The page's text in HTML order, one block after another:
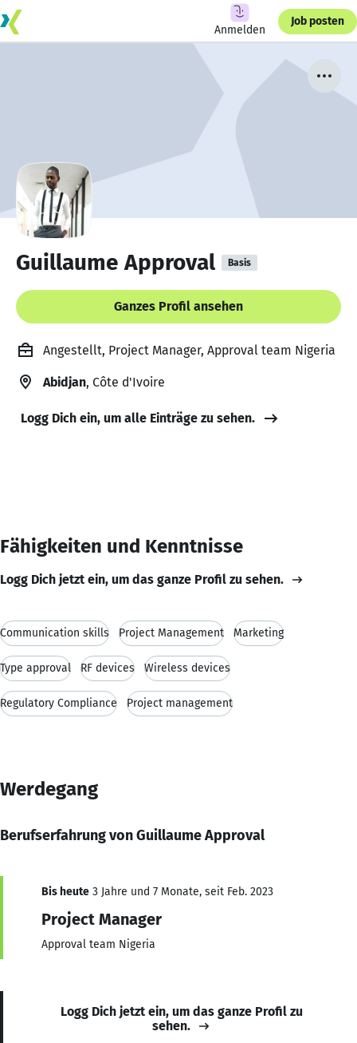
Anmelden
Job posten
Guillaume Approval Basis
Ganzes Profil ansehen
Angestellt, Project Manager, Approval team Nigeria
Abidjan, Côte d'Ivoire
Logg Dich ein, um alle Einträge zu sehen.
Fähigkeiten und Kenntnisse
Logg Dich jetzt ein, um das ganze Profil zu sehen.
Communication skills Project Management Marketing
Type approval RF devices Wireless devices
Regulatory Compliance Project management
Werdegang
Berufserfahrung von Guillaume Approval
Bis heute 3 Jahre und 7 Monate, seit Feb. 2023
Project Manager
Approval team Nigeria
Logg Dich jetzt ein, um das ganze Profil zu
sehen.